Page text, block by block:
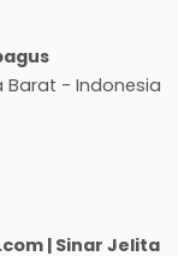
Barat - Indonesia
| Sinar Jelita